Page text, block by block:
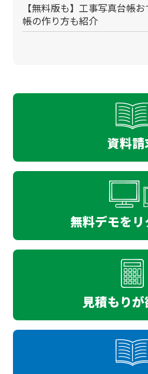
【無料版も】工事写真台帳
帳の作り方も紹介
資料請
無料デモを
見積もり